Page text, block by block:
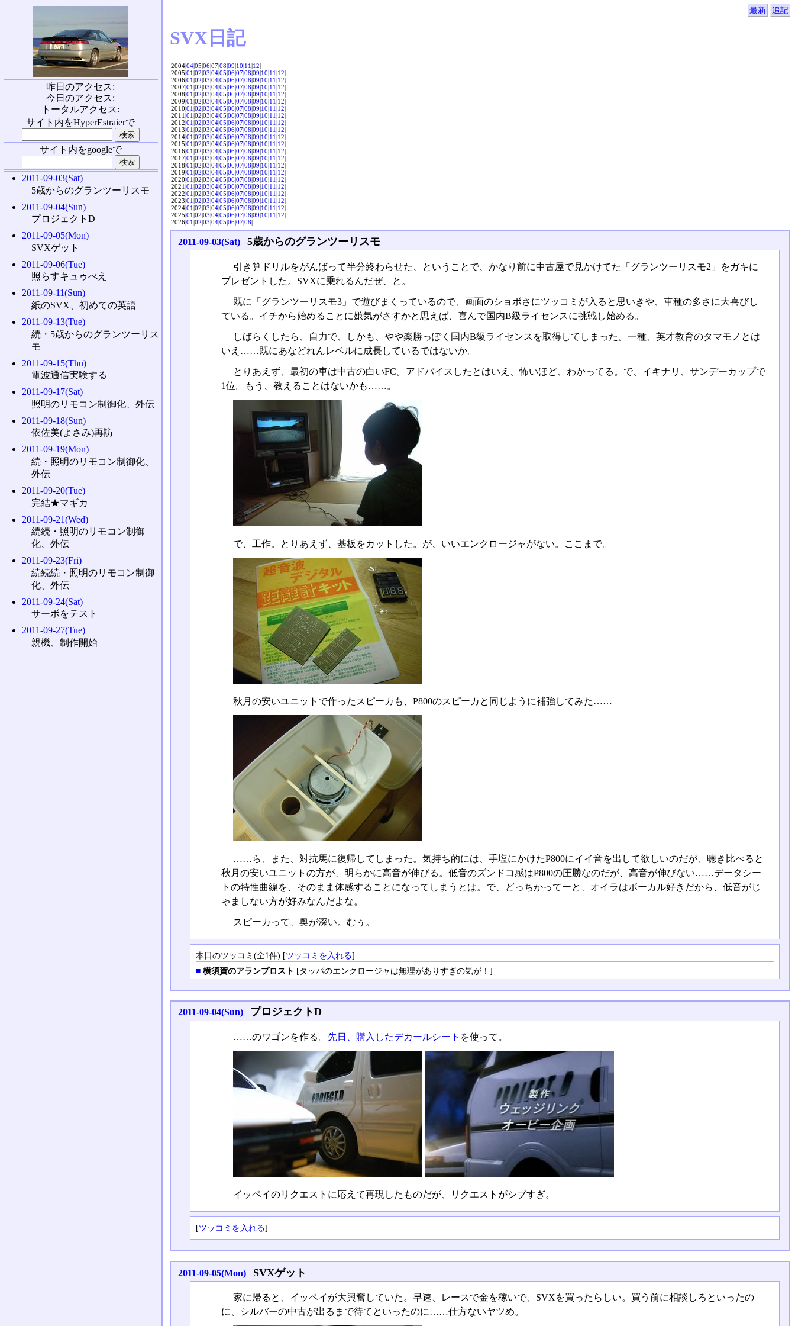
最新 追記
SVX日記
2004|04|05|06|07|08|09|10|11|12|
2005|01|02|03|04|05|06|07|08|09|10|11|12|
2006|01|02|03|04|05|06|07|08|09|10|11|12|
2007|01|02|03|04|05|06|07|08|09|10|11|12|
2008|01|02|03|04|05|06|07|08|09|10|11|12|
2009|01|02|03|04|05|06|07|08|09|10|11|12|
2010|01|02|03|04|05|06|07|08|09|10|11|12|
2011|01|02|03|04|05|06|07|08|09|10|11|12|
2012|01|02|03|04|05|06|07|08|09|10|11|12|
2013|01|02|03|04|05|06|07|08|09|10|11|12|
2014|01|02|03|04|05|06|07|08|09|10|11|12|
2015|01|02|03|04|05|06|07|08|09|10|11|12|
2016|01|02|03|04|05|06|07|08|09|10|11|12|
2017|01|02|03|04|05|06|07|08|09|10|11|12|
2018|01|02|03|04|05|06|07|08|09|10|11|12|
2019|01|02|03|04|05|06|07|08|09|10|11|12|
2020|01|02|03|04|05|06|07|08|09|10|11|12|
2021|01|02|03|04|05|06|07|08|09|10|11|12|
2022|01|02|03|04|05|06|07|08|09|10|11|12|
2023|01|02|03|04|05|06|07|08|09|10|11|12|
2024|01|02|03|04|05|06|07|08|09|10|11|12|
2025|01|02|03|04|05|06|07|08|09|10|11|12|
2026|01|02|03|04|05|06|07|08|
2011-09-03(Sat) 5歳からのグランツーリスモ
引き算ドリルをがんばって半分終わらせた、ということで、かなり前に中古屋で見かけてた「グランツーリスモ2」をガキに
プレゼントした。SVXに乗れるんだぜ、と。
既に「グランツーリスモ3」で遊びまくっているので、画面のショボさにツッコミが入ると思いきや、車種の多さに大喜びし
ている。イチから始めることに嫌気がさすかと思えば、喜んで国内B級ライセンスに挑戦し始める。
しばらくしたら、自力で、しかも、やや楽勝っぽく国内B級ライセンスを取得してしまった。一種、英才教育のタマモノとは
いえ……既にあなどれんレベルに成長しているではないか。
とりあえず、最初の車は中古の白いFC。アドバイスしたとはいえ、怖いほど、わかってる。で、イキナリ、サンデーカップで
1位。もう、教えることはないかも……。
で、工作。とりあえず、基板をカットした。が、いいエンクロージャがない。ここまで。
秋月の安いユニットで作ったスピーカも、P800のスピーカと同じように補強してみた……
……ら、また、対抗馬に復帰してしまった。気持ち的には、手塩にかけたP800にイイ音を出して欲しいのだが、聴き比べると
秋月の安いユニットの方が、明らかに高音が伸びる。低音のズンドコ感はP800の圧勝なのだが、高音が伸びない……データシー
トの特性曲線を、そのまま体感することになってしまうとは。で、どっちかってーと、オイラはボーカル好きだから、低音がじ
ゃましない方が好みなんだよな。
スピーカって、奥が深い。むぅ。
本日のツッコミ(全1件) [ツッコミを入れる]
■ 横須賀のアランプロスト [タッパのエンクロージャは無理がありすぎの気が！]
2011-09-04(Sun) プロジェクトD
……のワゴンを作る。 先日、購入したデカールシート を使って。
イッペイのリクエストに応えて再現したものだが、リクエストがシブすぎ。
[ツッコミを入れる]
2011-09-05(Mon) SVXゲット
家に帰ると、イッペイが大興奮していた。早速、レースで金を稼いで、SVXを買ったらしい。買う前に相談しろといったの
に、シルバーの中古が出るまで待てといったのに……仕方ないヤツめ。
昨日のアクセス:
今日のアクセス:
トータルアクセス:
サイト内をHyperEstraierで
サイト内をgoogleで
2011-09-03(Sat)
5歳からのグランツーリスモ
2011-09-04(Sun)
プロジェクトD
2011-09-05(Mon)
SVXゲット
2011-09-06(Tue)
照らすキュゥべえ
2011-09-11(Sun)
紙のSVX、初めての英語
2011-09-13(Tue)
続・5歳からのグランツーリス
モ
2011-09-15(Thu)
電波通信実験する
2011-09-17(Sat)
照明のリモコン制御化、外伝
2011-09-18(Sun)
依佐美(よさみ)再訪
2011-09-19(Mon)
続・照明のリモコン制御化、
外伝
2011-09-20(Tue)
完結★マギカ
2011-09-21(Wed)
続続・照明のリモコン制御
化、外伝
2011-09-23(Fri)
続続続・照明のリモコン制御
化、外伝
2011-09-24(Sat)
サーボをテスト
2011-09-27(Tue)
親機、制作開始